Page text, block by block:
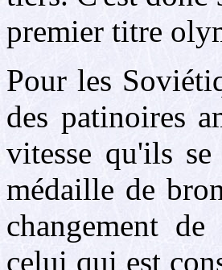
premier titre
Pour les
des patinoires
vitesse qu'ils
médaille de
changement
celui qui est